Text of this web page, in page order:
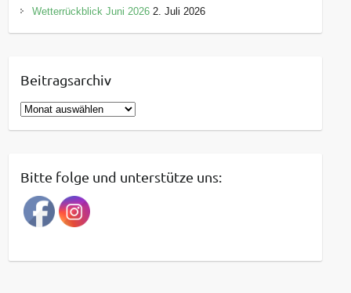
Wetterrückblick Juni 2026 2. Juli 2026
Beitragsarchiv
B
e
r
a
g
a
Bitte folge und unterstütze uns: